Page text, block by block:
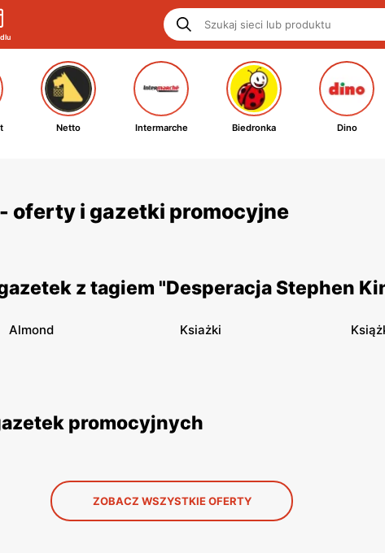
Netto Intermarche Biedronka Dino
oferty i gazetki promocyjne
z tagiem "Desperacja Stephen
Almond Ksiażki
promocyjnych
ZOBACZ WSZYSTKIE OFERTY